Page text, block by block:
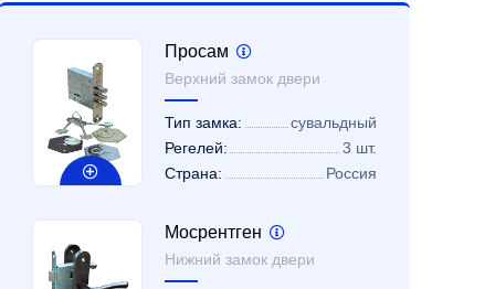
Просам
Верхний замок двери
Тип замка:
сувальдный
Регелей:
3 шт.
Страна:
Россия
Мосрентген
Нижний замок двери